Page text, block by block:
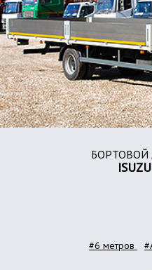
БОРТОВОЙ
#6 метров